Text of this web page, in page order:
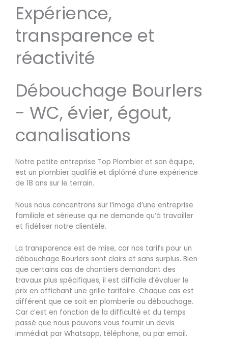
Expérience,
transparence et
réactivité
Débouchage Bourlers
- WC, évier, égout,
canalisations
Notre petite entreprise Top Plombier et son équipe,
est un plombier qualifié et diplômé d’une expérience
de 18 ans sur le terrain.
Nous nous concentrons sur l’image d’une entreprise
familiale et sérieuse qui ne demande qu’à travailler
et fidéliser notre clientèle.
La transparence est de mise, car nos tarifs pour un
débouchage Bourlers sont clairs et sans surplus. Bien
que certains cas de chantiers demandant des
travaux plus spécifiques, il est difficile d’évaluer le
prix en affichant une grille tarifaire. Chaque cas est
différent que ce soit en plomberie ou débouchage.
Car c’est en fonction de la difficulté et du temps
passé que nous pouvons vous fournir un devis
immédiat par Whatsapp, téléphone, ou par email.